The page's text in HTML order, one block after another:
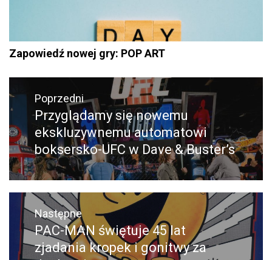
Zapowiedź nowej gry: POP ART
Nawigacja
wpisuPoprzedni
Poprzedni
wpis:
Przyglądamy się nowemu
ekskluzywnemu automatowi
boksersko-UFC w Dave & Buster’s
Następne
Następny
post:
PAC-MAN świętuje 45 lat
zjadania kropek i gonitwy za